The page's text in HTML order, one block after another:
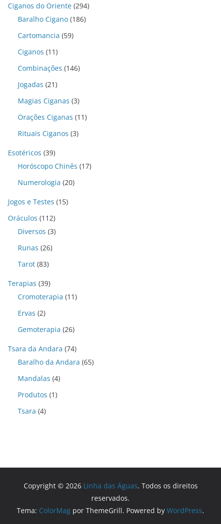
Ciganos do Oriente (294)
Baralho Cigano (186)
Cartomancia (59)
Ciganos (11)
Combinações (146)
Jogadas (21)
Magias Ciganas (3)
Orações Ciganas (11)
Rituais Ciganos (3)
Esotéricos (39)
Horóscopo Chinês (17)
Numerologia (20)
Jogos e Testes (15)
Oráculos (112)
Diversos (3)
Runas (26)
Tarot (83)
Terapias (39)
Cromoterapia (11)
Ervas (2)
Gemoterapia (26)
Tsara da Andara (74)
Baralho da Andara (65)
Mandalas (4)
Produtos (1)
Tsara (4)
Copyright © 2026 Linha das Águas. Todos os direitos
reservados.
Tema: ColorMag por ThemeGrill. Powered by WordPress.